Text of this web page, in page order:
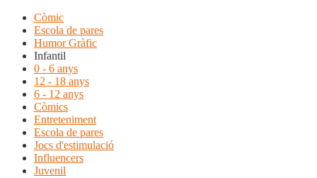
Còmic
Escola de pares
Humor Gràfic
Infantil
0 - 6 anys
12 - 18 anys
6 - 12 anys
Còmics
Entreteniment
Escola de pares
Jocs d'estimulació
Influencers
Juvenil